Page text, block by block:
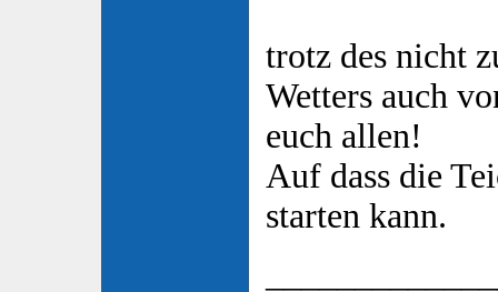
trotz des nicht
Wetters auch
euch allen!
Auf dass die
starten kann.